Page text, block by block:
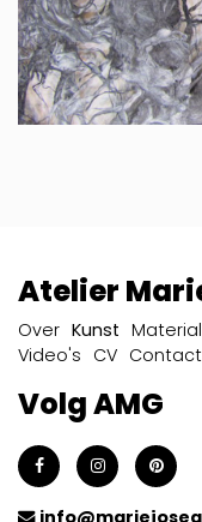
Atelier
Over Kunst
Video's CV Contact
Volg AMG